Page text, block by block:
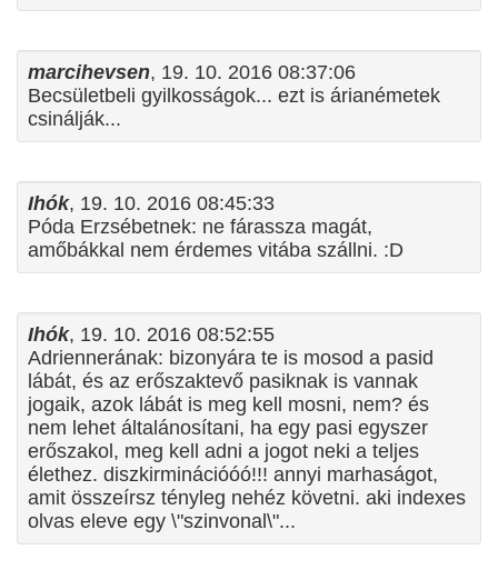
marcihevsen, 19. 10. 2016 08:37:06
Becsületbeli gyilkosságok... ezt is árianémetek
csinálják...
Ihók, 19. 10. 2016 08:45:33
Póda Erzsébetnek: ne fárassza magát,
amőbákkal nem érdemes vitába szállni. :D
Ihók, 19. 10. 2016 08:52:55
Adriennerának: bizonyára te is mosod a pasid
lábát, és az erőszaktevő pasiknak is vannak
jogaik, azok lábát is meg kell mosni, nem? és
nem lehet általánosítani, ha egy pasi egyszer
erőszakol, meg kell adni a jogot neki a teljes
élethez. diszkirminációóó!!! annyi marhaságot,
amit összeírsz tényleg nehéz követni. aki indexes
olvas eleve egy \"szinvonal\"...